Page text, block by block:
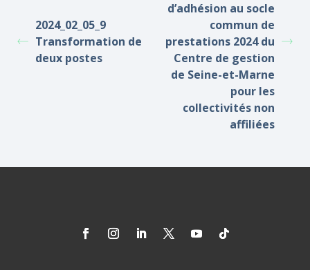
2024_02_05_9
Transformation de
deux postes
d’adhésion au socle
commun de
prestations 2024 du
Centre de gestion
de Seine-et-Marne
pour les
collectivités non
affiliées